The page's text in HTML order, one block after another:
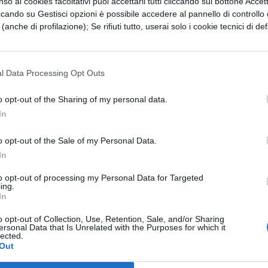
su Gestisci opzioni è possibile accedere al pannello di controllo
di profilazione); Se rifiuti tutto, userai solo i cookie tecnici di
Data Processing Opt Outs
opt-out of the Sharing of my personal data.
opt-out of the Sale of my Personal Data.
opt-out of processing my Personal Data for Targeted
opt-out of Collection, Use, Retention, Sale, and/or Sharing
Data that Is Unrelated with the Purposes for which it
(consigliato) da lui a tenere il carro in mezzo
divini obbedirono al suo comando, ma,
dal Sole, non poterono più essere
e già tutte le cose erano bruciate (seccate
calore; allora Giove uccise con un fulmine il
Riassunto libro per